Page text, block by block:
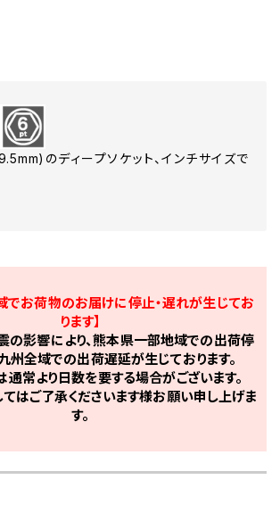
のディープソケット、インチサイズで
でお荷物のお届けに停止・遅れが生じてお
ります】
の影響により、熊本県一部地域での出荷停
州全域での出荷遅延が生じております。
通常より日数を要する場合がございます。
はご了承くださいます様お願い申し上げま
す。